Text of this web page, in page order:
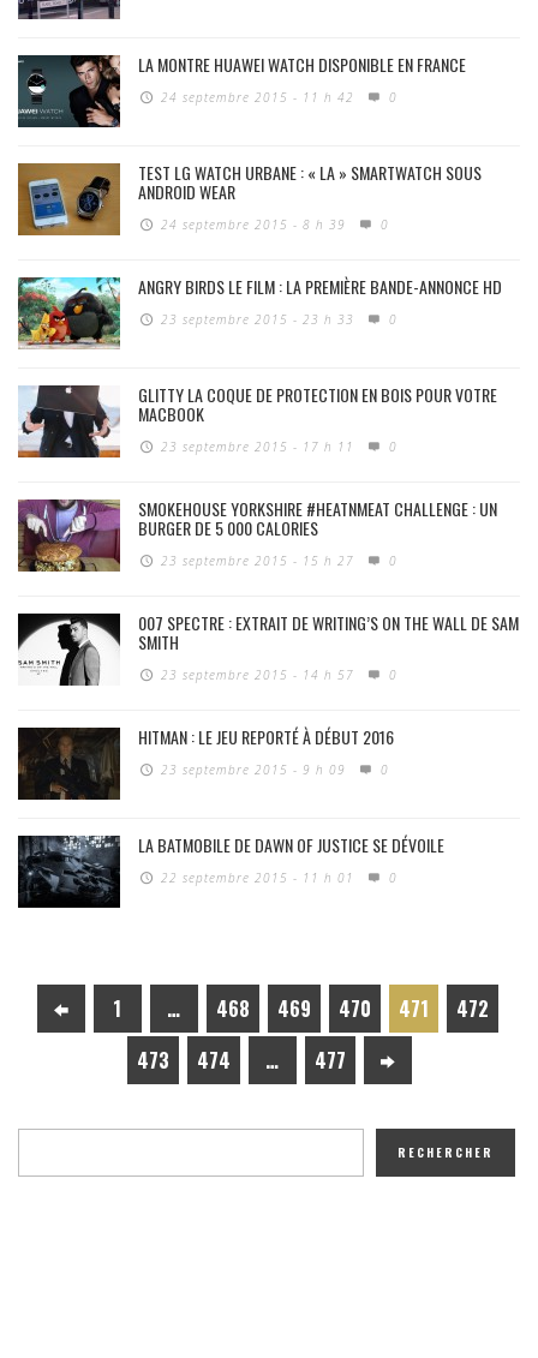
LA MONTRE HUAWEI WATCH DISPONIBLE EN FRANCE
24 septembre 2015 - 11 h 42 0
TEST LG WATCH URBANE : « LA » SMARTWATCH SOUS
ANDROID WEAR
24 septembre 2015 - 8 h 39 0
ANGRY BIRDS LE FILM : LA PREMIÈRE BANDE-ANNONCE HD
23 septembre 2015 - 23 h 33 0
GLITTY LA COQUE DE PROTECTION EN BOIS POUR VOTRE
MACBOOK
23 septembre 2015 - 17 h 11 0
SMOKEHOUSE YORKSHIRE #HEATNMEAT CHALLENGE : UN
BURGER DE 5 000 CALORIES
23 septembre 2015 - 15 h 27 0
007 SPECTRE : EXTRAIT DE WRITING’S ON THE WALL DE SAM
SMITH
23 septembre 2015 - 14 h 57 0
HITMAN : LE JEU REPORTÉ À DÉBUT 2016
23 septembre 2015 - 9 h 09 0
LA BATMOBILE DE DAWN OF JUSTICE SE DÉVOILE
22 septembre 2015 - 11 h 01 0
1 … 468 469 470 471
472
473
474 … 477
RECHERCHER